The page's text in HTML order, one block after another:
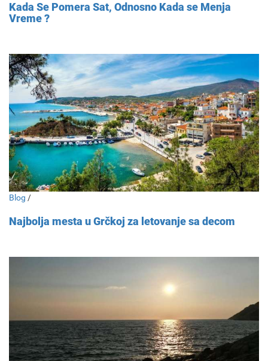
Kada Se Pomera Sat, Odnosno Kada se Menja
Vreme ?
Blog /
Najbolja mesta u Grčkoj za letovanje sa decom